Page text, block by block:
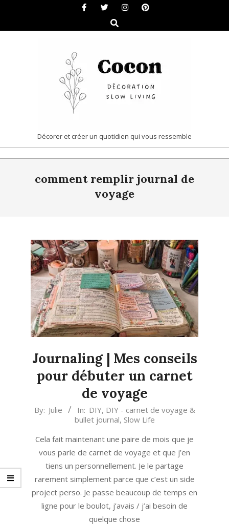
content
Search
COCON
|
DÉCORATION
Décorer et créer un quotidien qui vous ressemble
Navigationcomment remplir journal de
voyage
Journaling | Mes conseils
pour débuter un carnet
de voyage
2023-
08
By: Julie In: DIY, DIY - carnet de voyage &
bullet journal, Slow Life
Cela fait maintenant une paire de mois que je
vous parle de carnet de voyage et que j’en
tiens un personnellement. Je le partage
rarement simplement parce que c’est un side
project perso. Je passe beaucoup de temps en
ligne pour le boulot, j’avais / j’ai besoin de
quelque chose